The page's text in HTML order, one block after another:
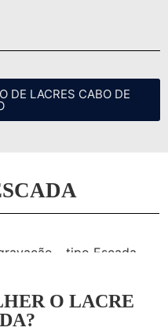
DE LACRES CABO DE
O LACRE